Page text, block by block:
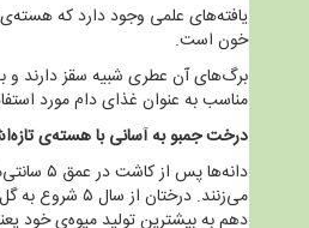
یافته‌های علمی وجود دارد که
خون است.
برگ‌های آن عطری شبیه سقز دارند و
مناسب به عنوان غذای دام مورد
درخت جمبو به آسانی با هسته‌ی
می‌زنند. درختان